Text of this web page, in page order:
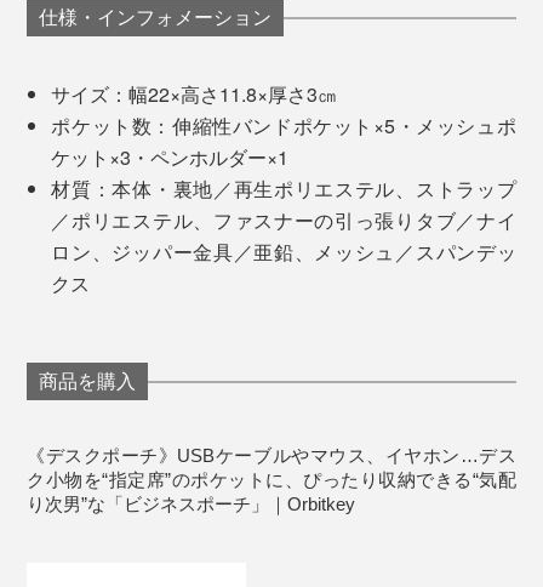
ッシュポケット3・ペンホルダー1。
USBケーブルやマウス、イヤホン、タッチペンといっ
た、デスク小物を見やすく収納できるので、使いたい時
にすばやく取り出せて、仕事の流れをジャマしません。
ジョギング中に、鍵がジャラジャラ鳴ったり弾んだりす
ることがわずらわしかったチャールズは、従来のリング
じみのレックスに見せたそう。
すると、レックスは、鍵がポケットやバッグの中でスマ
ホを傷つけることから、音だけでなく、形・素材へのア
イデアを提案。そこから鍵の束を、革やナイロンで包ん
だ『Orbitkey』が生まれました。
例えば、使っているパソコン一つとっても、デスクトッ
プ派とラップトップ派、Apple派とWindows派と分かれ
そんな働き方バラバラのMONOCOスタッフひとりひと
りが、思わず欲しくなる『Orbitkey（オービットキ
仕様・インフォメーション
サイズ：幅22×高さ11.8×厚さ3㎝
ポケット数：伸縮性バンドポケット×5・メッシュポ
ケット×3・ペンホルダー×1
材質：本体・裏地／再生ポリエステル、ストラップ
／ポリエステル、ファスナーの引っ張りタブ／ナイ
ロン、ジッパー金具／亜鉛、メッシュ／スパンデッ
クス
商品を購入
《デスクポーチ》USBケーブルやマウス、イヤホン…デス
ク小物を“指定席”のポケットに、ぴったり収納できる“気配
り次男”な「ビジネスポーチ」｜Orbitkey